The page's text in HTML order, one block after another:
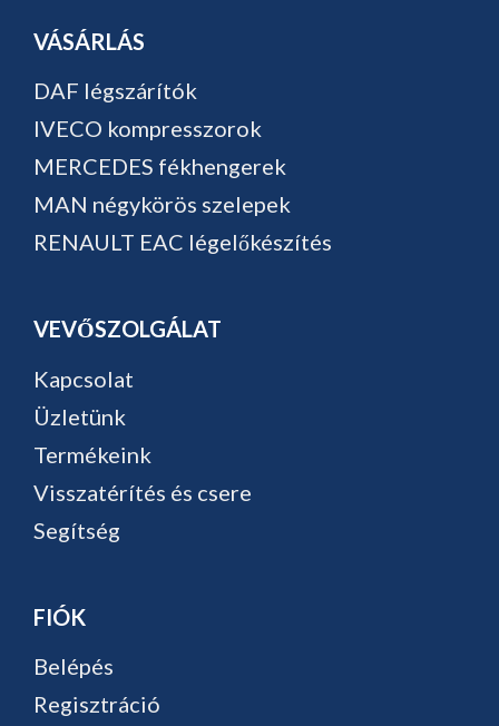
VÁSÁRLÁS
DAF légszárítók
IVECO kompresszorok
MERCEDES fékhengerek
MAN négykörös szelepek
RENAULT EAC légelőkészítés
VEVŐSZOLGÁLAT
Kapcsolat
Üzletünk
Termékeink
Visszatérítés és csere
Segítség
FIÓK
Belépés
Regisztráció